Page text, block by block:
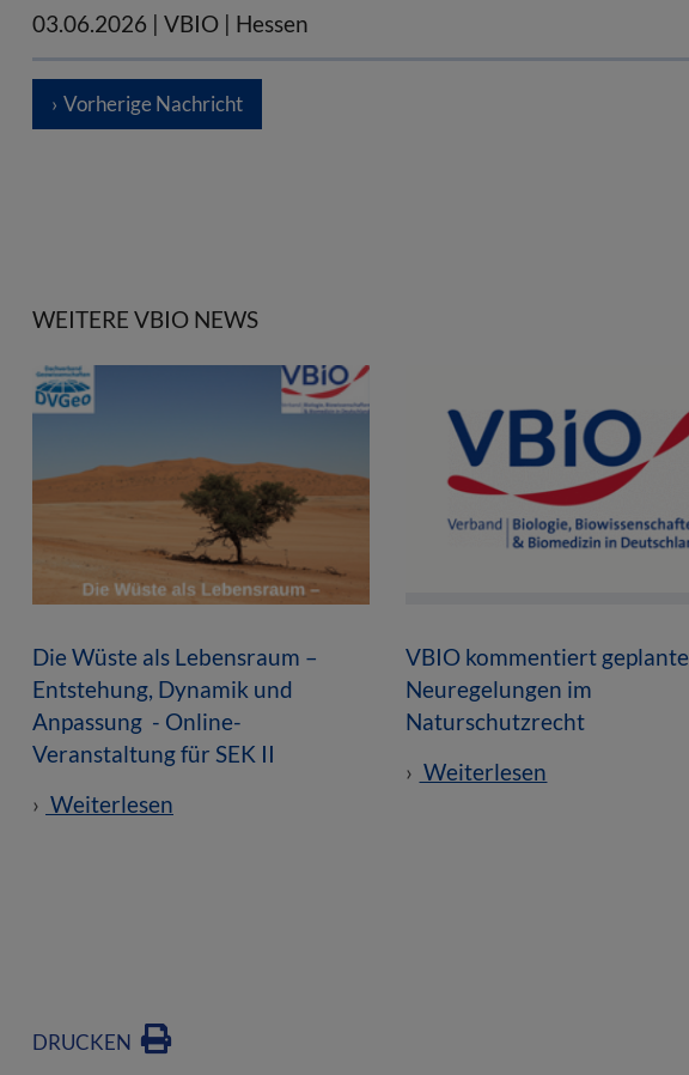
03.06.2026 | VBIO | Hessen
Vorherige Nachricht
WEITERE VBIO NEWS
Die Wüste als Lebensraum –
Entstehung, Dynamik und
Anpassung - Online-
Veranstaltung für SEK II
Weiterlesen
VBIO kommentiert geplante
Neuregelungen im
Naturschutzrecht
Weiterlesen
DRUCKEN